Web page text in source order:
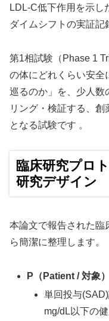
LDL-C低下作用を示し
ダイムシフトの実証記
第1相試験（Phase 1
の体にどれくらい安全
巡るのか」を、少人数
リング・検証する、創
となる試験です 。
臨床研究プロ
研究デザイン
本論文で報告された臨
ら簡潔に整理します。
P（Patient / 対象）
単回投与
mg/dL以下の